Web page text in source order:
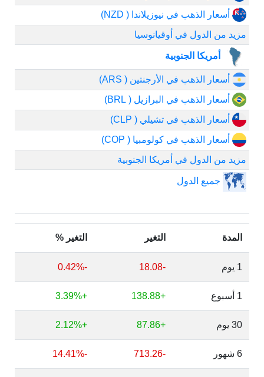
أسعار الذهب في نيوزيلاندا ( NZD)
مزيد من الدول في أوقيانوسيا
أمريكا الجنوبية
أسعار الذهب في الأرجنتين ( ARS)
أسعار الذهب في البرازيل ( BRL)
أسعار الذهب في تشيلي ( CLP)
أسعار الذهب في كولومبيا ( COP)
مزيد من الدول في أمريكا الجنوبية
جميع الدول
المدة التغير التغير %
1 يوم -18.08
-0.42%
1 أسبوع +138.88
+3.39%
30 يوم +87.86
+2.12%
6 شهور -713.26
-14.41%